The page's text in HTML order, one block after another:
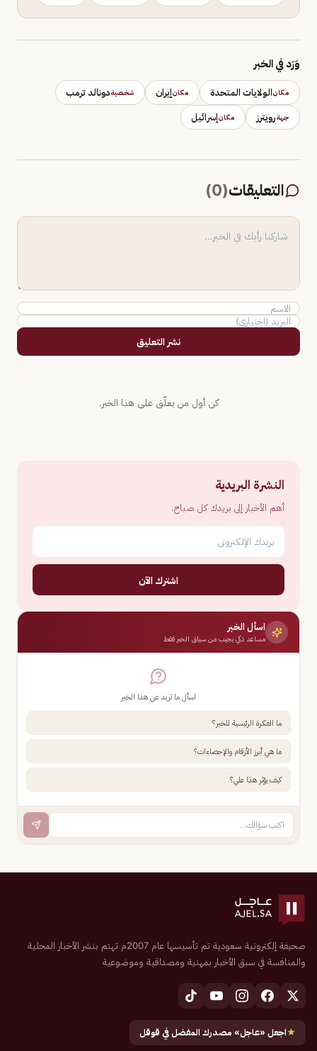
وَرَد في الخبر
مكانالولايات المتحدة مكانإيران شخصيةدونالد ترمب
جهةرويترز مكانإسرائيل
التعليقات(
0
)
نشر التعليق
كن أول من يعلّق على هذا الخبر.
النشرة البريدية
أهم الأخبار إلى بريدك كل صباح.
اشترك الآن
اسأل الخبر
مساعد ذكي يجيب من سياق الخبر فقط
اسأل ما تريد عن هذا الخبر
ما الفكرة الرئيسية للخبر؟
ما هي أبرز الأرقام والإحصاءات؟
كيف يؤثر هذا علي؟
صحيفة إلكترونية سعودية تم تأسيسها عام 2007م تهتم بنشر الأخبار المحلية
والمنافسة في سبق الأخبار بمهنية ومصداقية وموضوعية
★اجعل «عاجل» مصدرك المفضل في قوقل